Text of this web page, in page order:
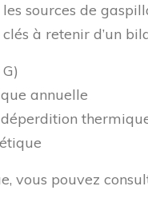
sources de
à retenir d’un
annuelle
vous pouvez